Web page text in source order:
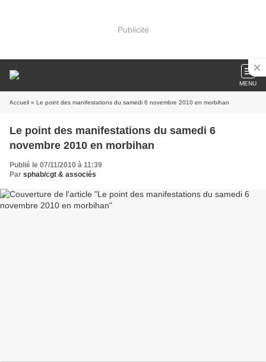
Publicité
MENU
Accueil » Le point des manifestations du samedi 6 novembre 2010 en morbihan
Le point des manifestations du samedi 6
novembre 2010 en morbihan
Publié le 07/11/2010 à 11:39
Par sphab/cgt & associés